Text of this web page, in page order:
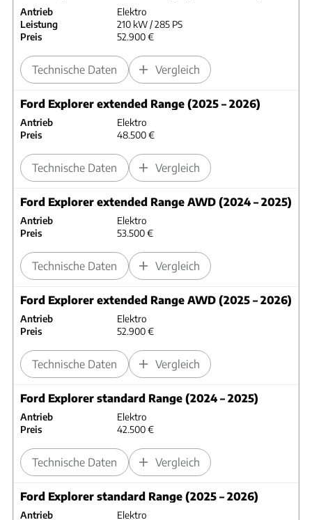
Antrieb
Elektro
Leistung
210 kW / 285 PS
Preis
52.900 €
Technische Daten Vergleich
Ford Explorer extended Range (2025 – 2026)
Antrieb
Elektro
Preis
48.500 €
Technische Daten Vergleich
Ford Explorer extended Range AWD (2024 – 2025)
Antrieb
Elektro
Preis
53.500 €
Technische Daten Vergleich
Ford Explorer extended Range AWD (2025 – 2026)
Antrieb
Elektro
Preis
52.900 €
Technische Daten Vergleich
Ford Explorer standard Range (2024 – 2025)
Antrieb
Elektro
Preis
42.500 €
Technische Daten Vergleich
Ford Explorer standard Range (2025 – 2026)
Antrieb
Elektro